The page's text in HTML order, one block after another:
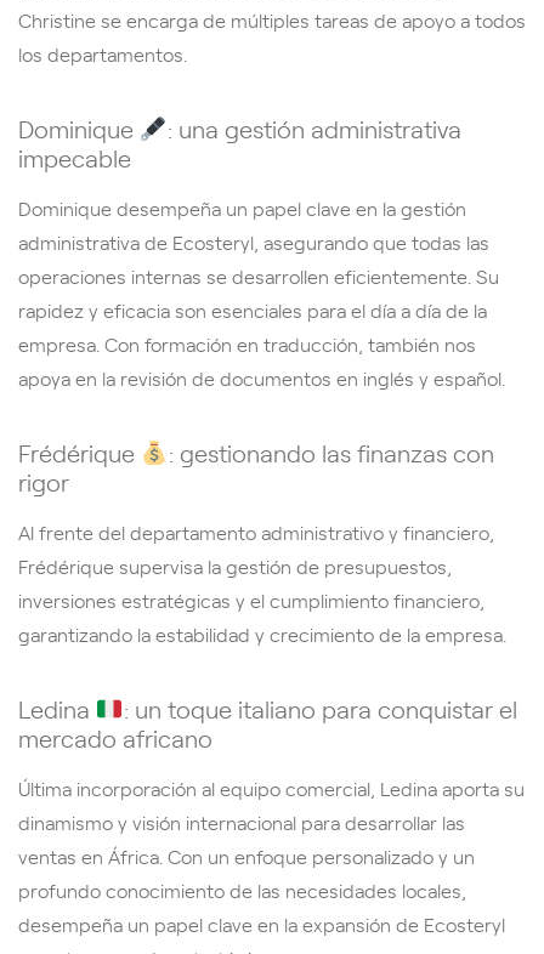
Christine se encarga de múltiples tareas de apoyo a todos
los departamentos.
Dominique
: una gestión administrativa
impecable
Dominique desempeña un papel clave en la gestión
administrativa de Ecosteryl, asegurando que todas las
operaciones internas se desarrollen eficientemente. Su
rapidez y eficacia son esenciales para el día a día de la
empresa. Con formación en traducción, también nos
apoya en la revisión de documentos en inglés y español.
Frédérique
: gestionando las finanzas con
rigor
Al frente del departamento administrativo y financiero,
Frédérique supervisa la gestión de presupuestos,
inversiones estratégicas y el cumplimiento financiero,
garantizando la estabilidad y crecimiento de la empresa.
Ledina
: un toque italiano para conquistar el
mercado africano
Última incorporación al equipo comercial, Ledina aporta su
dinamismo y visión internacional para desarrollar las
ventas en África. Con un enfoque personalizado y un
profundo conocimiento de las necesidades locales,
desempeña un papel clave en la expansión de Ecosteryl